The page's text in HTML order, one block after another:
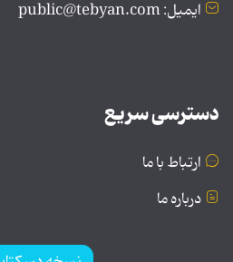
ایمیل: public@tebyan.com
دسترسی سریع
ارتباط با ما
درباره ما